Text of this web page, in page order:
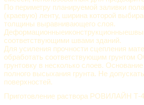
По периметру планируемой заливки
(краевую) ленту, ширина которой
толщины выравнивающего слоя.
соответствующими швами зданий.
Для усиления прочности сцепления
обработать соответствующим
грунтовку в несколько слоев.
полного высыхания грунта. Не
поверхностей.
Приготовление раствора РОВИЛАЙН Т-